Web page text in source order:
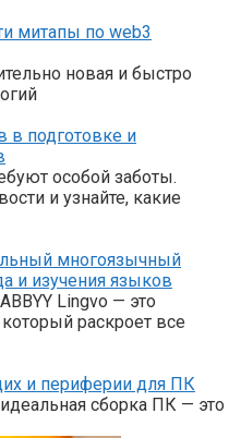
митапы по web3
новая и быстро
в подготовке и
особой заботы.
и узнайте, какие
многоязычный
и изучения языков
Lingvo — это
раскроет все
и периферии для ПК
сборка ПК — это